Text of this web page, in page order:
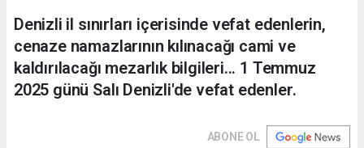
Denizli il sınırları içerisinde vefat edenlerin,
cenaze namazlarının kılınacağı cami ve
kaldırılacağı mezarlık bilgileri... 1 Temmuz
2025 günü Salı Denizli'de vefat edenler.
ABONE OL